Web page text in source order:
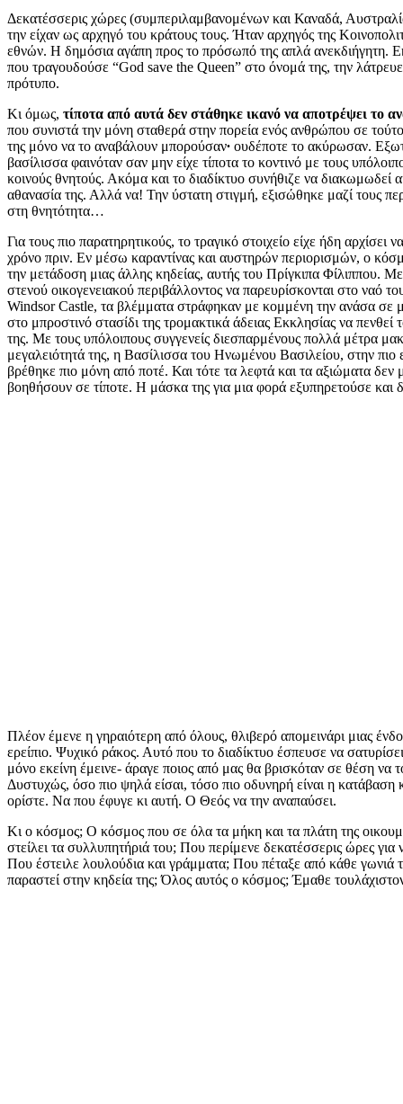
Δεκατέσσερις χώρες (συμπεριλαμβανομένων και Καναδά,
την είχαν ως αρχηγό του κράτους τους. Ήταν αρχηγός της
εθνών. Η δημόσια αγάπη προς το πρόσωπό της απλά ανεκδιήγητη.
που τραγουδούσε “God save the Queen” στο όνομά της, την λάτρευε
πρότυπο.
Κι όμως, τίποτα από αυτά δεν στάθηκε ικανό να αποτρέψει το
που συνιστά την μόνη σταθερά στην πορεία ενός ανθρώπου σε
της μόνο να το αναβάλουν μπορούσαν∙ ουδέποτε το ακύρωσαν.
βασίλισσα φαινόταν σαν μην είχε τίποτα το κοντινό με τους
κοινούς θνητούς. Ακόμα και το διαδίκτυο συνήθιζε να διακωμωδεί
αθανασία της. Αλλά να! Την ύστατη στιγμή, εξισώθηκε μαζί τους
στη θνητότητα…
Για τους πιο παρατηρητικούς, το τραγικό στοιχείο είχε ήδη αρχίσει
χρόνο πριν. Εν μέσω καραντίνας και αυστηρών περιορισμών, ο
την μετάδοση μιας άλλης κηδείας, αυτής του Πρίγκιπα Φίλιππου.
στενού οικογενειακού περιβάλλοντος να παρευρίσκονται στο ναό
Windsor Castle, τα βλέμματα στράφηκαν με κομμένη την ανάσα σε
στο μπροστινό στασίδι της τρομακτικά άδειας Εκκλησίας να πενθεί
της. Με τους υπόλοιπους συγγενείς διεσπαρμένους πολλά μέτρα
μεγαλειότητά της, η Βασίλισσα του Ηνωμένου Βασιλείου, στην πιο
βρέθηκε πιο μόνη από ποτέ. Και τότε τα λεφτά και τα αξιώματα δεν
βοηθήσουν σε τίποτε. Η μάσκα της για μια φορά εξυπηρετούσε και
Πλέον έμενε η γηραιότερη από όλους, θλιβερό απομεινάρι μιας
ερείπιο. Ψυχικό ράκος. Αυτό που το διαδίκτυο έσπευσε να
μόνο εκείνη έμεινε- άραγε ποιος από μας θα βρισκόταν σε θέση να το
Δυστυχώς, όσο πιο ψηλά είσαι, τόσο πιο οδυνηρή είναι η
ορίστε. Να που έφυγε κι αυτή. Ο Θεός να την αναπαύσει.
Κι ο κόσμος; Ο κόσμος που σε όλα τα μήκη και τα πλάτη της
στείλει τα συλλυπητήριά του; Που περίμενε δεκατέσσερις ώρες για
Που έστειλε λουλούδια και γράμματα; Που πέταξε από κάθε γωνιά
παραστεί στην κηδεία της; Όλος αυτός ο κόσμος; Έμαθε